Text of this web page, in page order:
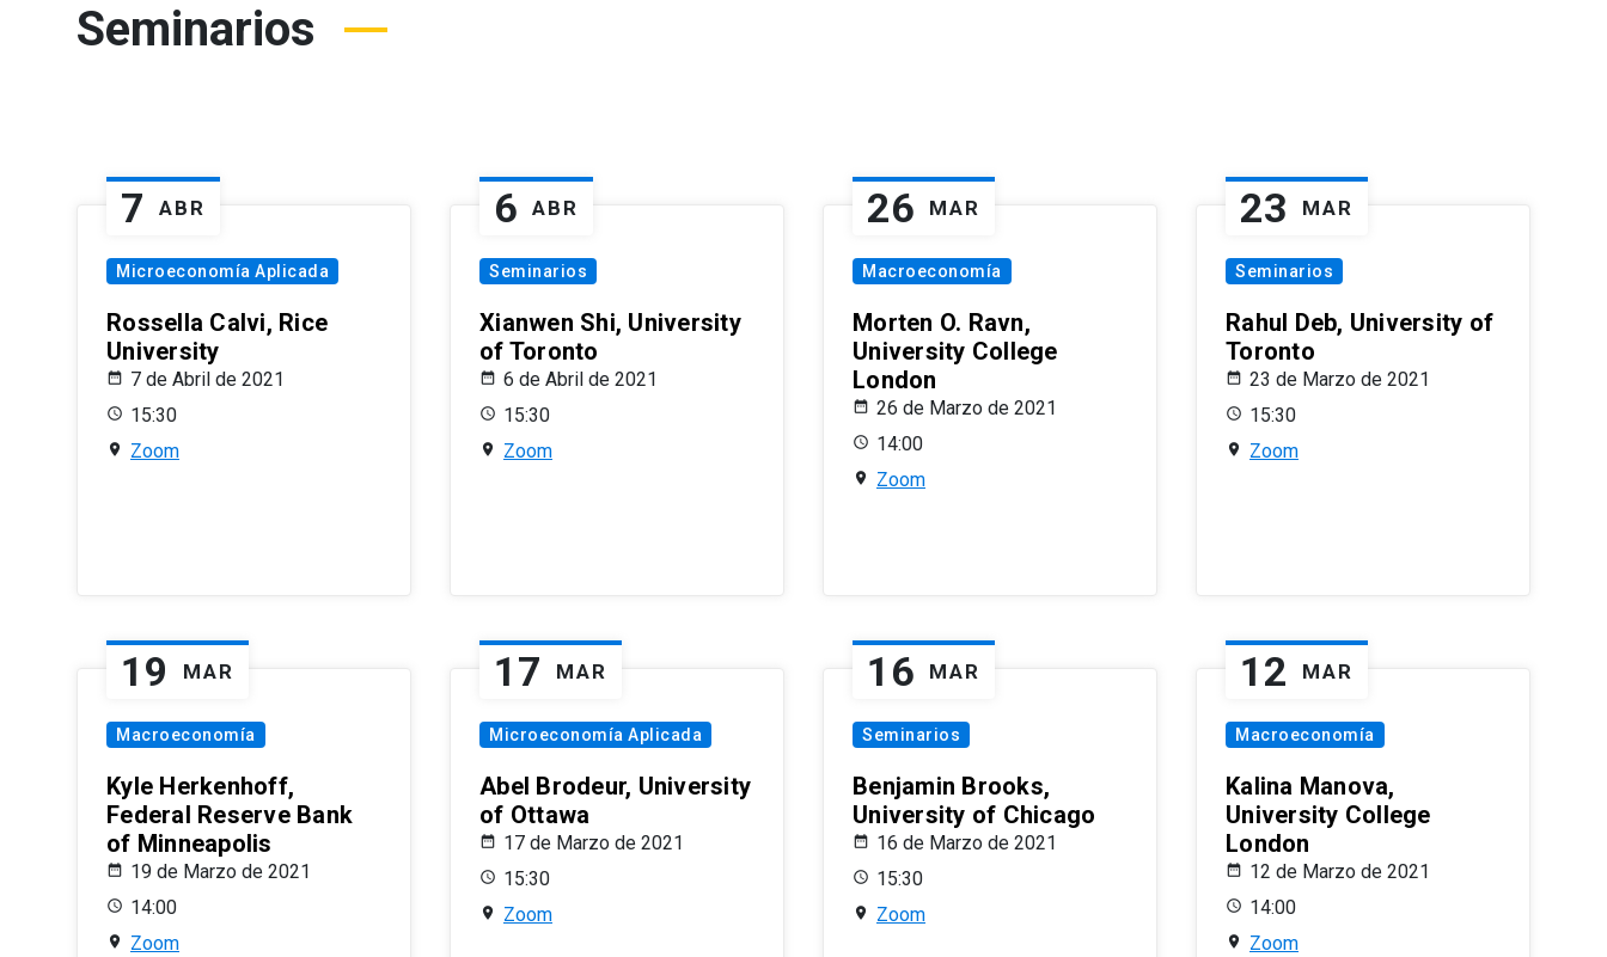
Seminarios
7 ABR
Microeconomía Aplicada
Rossella Calvi, Rice
University
7 de Abril de 2021
15:30
Zoom
6 ABR
Seminarios
Xianwen Shi, University
of Toronto
6 de Abril de 2021
15:30
Zoom
26 MAR
Macroeconomía
Morten O. Ravn,
University College
London
26 de Marzo de 2021
14:00
Zoom
23 MAR
Seminarios
Rahul Deb, University of
Toronto
23 de Marzo de 2021
15:30
Zoom
19 MAR
Macroeconomía
Kyle Herkenhoff,
Federal Reserve Bank
of Minneapolis
19 de Marzo de 2021
14:00
Zoom
17 MAR
Microeconomía Aplicada
Abel Brodeur, University
of Ottawa
17 de Marzo de 2021
15:30
Zoom
16 MAR
Seminarios
Benjamin Brooks,
University of Chicago
16 de Marzo de 2021
15:30
Zoom
12 MAR
Macroeconomía
Kalina Manova,
University College
London
12 de Marzo de 2021
14:00
Zoom